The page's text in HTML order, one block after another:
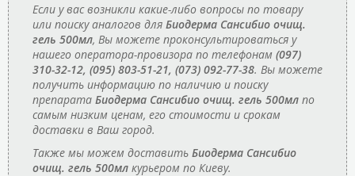
Если у вас возникли какие-либо вопросы по товару
или поиску аналогов для Биодерма Сансибио очищ.
гель 500мл, Вы можете проконсультироваться у
нашего оператора-провизора по телефонам (097)
310-32-12, (095) 803-51-21, (073) 092-77-38. Вы можете
получить информацию по наличию и поиску
препарата Биодерма Сансибио очищ. гель 500мл по
самым низким ценам, его стоимости и срокам
доставки в Ваш город.
Также мы можем доставить Биодерма Сансибио
очищ. гель 500мл курьером по Киеву.